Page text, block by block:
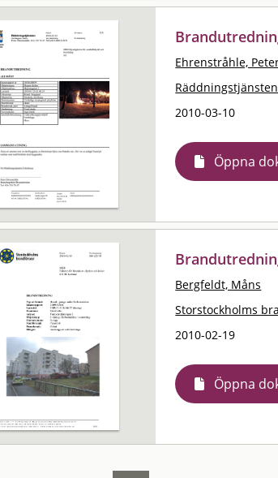
Ehrenstråhle,
2010-03-10
Öppna
Bergfeldt, Måns
Storstockholms
2010-02-19
Öppna